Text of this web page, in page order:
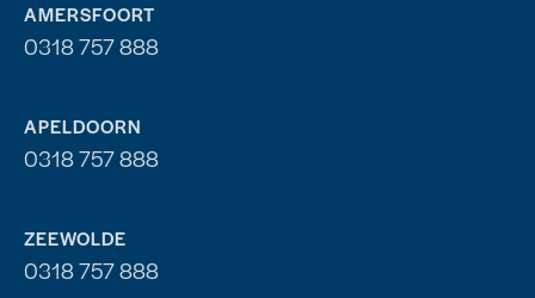
AMERSFOORT
0318 757 888
APELDOORN
0318 757 888
ZEEWOLDE
0318 757 888